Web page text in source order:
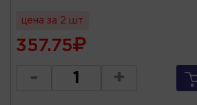
цена за 2 шт
357.75
- +